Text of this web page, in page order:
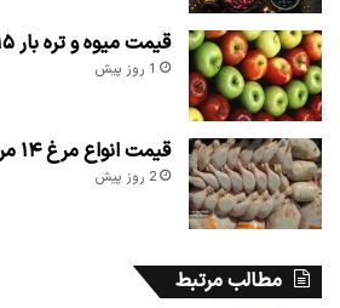
قیمت میوه و تره بار ۱۵ مرداد ۱۴۰۵
1 روز پیش
قیمت انواع مرغ ۱۴ مرداد ۱۴۰۵
2 روز پیش
مطالب مرتبط